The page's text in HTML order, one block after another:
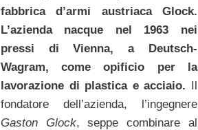
fabbrica d’armi austriaca Glock.
L’azienda nacque nel 1963 nei
pressi di Vienna, a Deutsch-
Wagram, come opificio per la
lavorazione di plastica e acciaio. Il
fondatore dell’azienda, l’ingegnere
Gaston Glock, seppe combinare al